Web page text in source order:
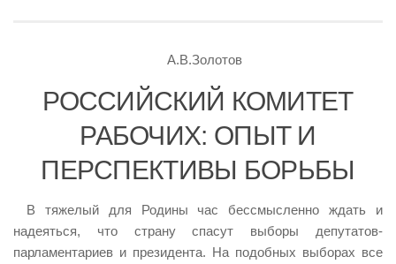
А.В.Золотов
РОССИЙСКИЙ КОМИТЕТ
РАБОЧИХ: ОПЫТ И
ПЕРСПЕКТИВЫ БОРЬБЫ
В тяжелый для Родины час бессмысленно ждать и
надеяться, что страну спасут выборы депутатов-
парламентариев и президента. На подобных выборах все